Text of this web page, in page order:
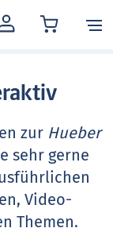
zur Hueber
sehr gerne
Video-
Themen.